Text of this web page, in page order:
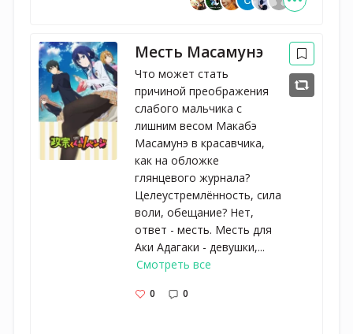
Месть Масамунэ
Что может стать
причиной преображения
слабого мальчика с
лишним весом Макабэ
Масамунэ в красавчика,
как на обложке
глянцевого журнала?
Целеустремлённость, сила
воли, обещание? Нет,
ответ - месть. Месть для
Аки Адагаки - девушки,...
Смотреть все
0 0